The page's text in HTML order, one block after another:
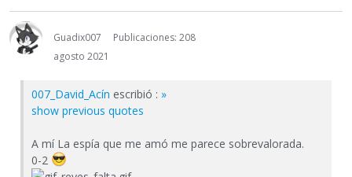
Guadix007
Publicaciones: 208
agosto 2021
007_David_Acín escribió : »
show previous quotes
A mí La espía que me amó me parece sobrevalorada.
0-2